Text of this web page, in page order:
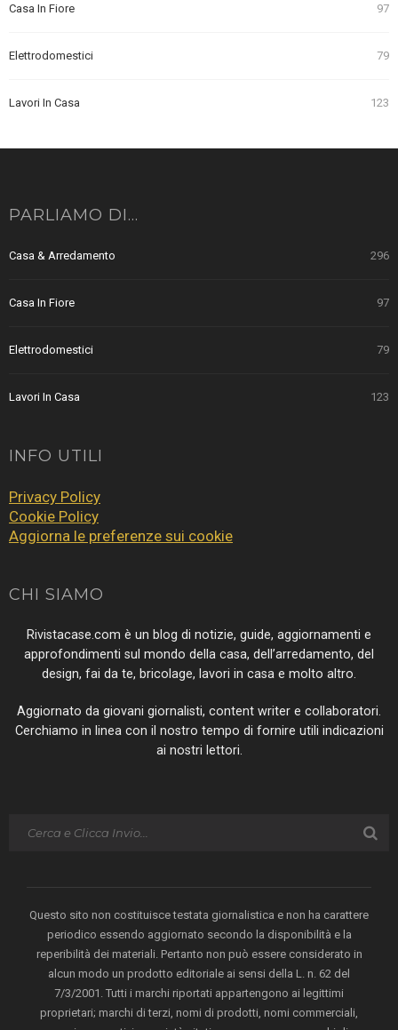
Casa In Fiore 97
Elettrodomestici 79
Lavori In Casa 123
PARLIAMO DI…
Casa & Arredamento 296
Casa In Fiore 97
Elettrodomestici 79
Lavori In Casa 123
INFO UTILI
Privacy Policy
Cookie Policy
Aggiorna le preferenze sui cookie
CHI SIAMO
Rivistacase.com è un blog di notizie, guide, aggiornamenti e
approfondimenti sul mondo della casa, dell’arredamento, del
design, fai da te, bricolage, lavori in casa e molto altro.
Aggiornato da giovani giornalisti, content writer e collaboratori.
Cerchiamo in linea con il nostro tempo di fornire utili indicazioni
ai nostri lettori.
Questo sito non costituisce testata giornalistica e non ha carattere
periodico essendo aggiornato secondo la disponibilità e la
reperibilità dei materiali. Pertanto non può essere considerato in
alcun modo un prodotto editoriale ai sensi della L. n. 62 del
7/3/2001. Tutti i marchi riportati appartengono ai legittimi
proprietari; marchi di terzi, nomi di prodotti, nomi commerciali,